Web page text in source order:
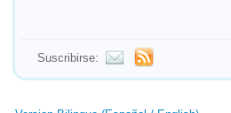
Suscribirse: